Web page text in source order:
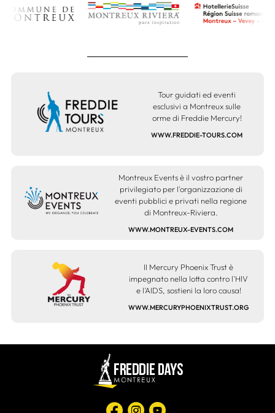
WWW.FREDDIE-TOURS.COM
Tour guidati ed eventi
esclusivi a Montreux sulle
orme di Freddie Mercury!
WWW.MONTREUX-EVENTS.COM
Montreux Events è il vostro partner
privilegiato per l'organizzazione di
eventi pubblici e privati nella regione
di Montreux-Riviera.
WWW.MERCURYPHOENIXTRUST.ORG
II Mercury Phoenix Trust è
impegnato nella lotta contro l'HIV
e l'AIDS, sostieni la loro causa!